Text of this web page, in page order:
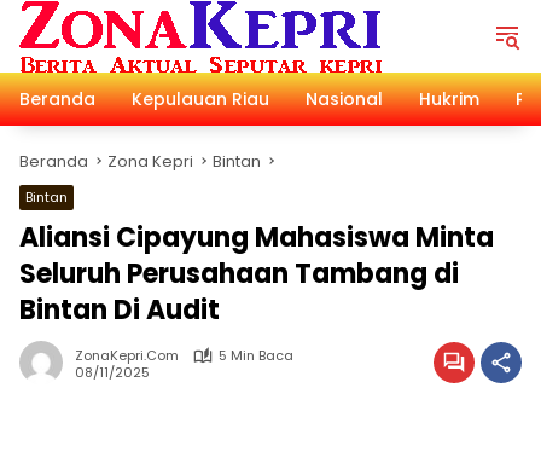
Langsung
konten
Beranda
Kepulauan Riau Nasional Hukrim
Beranda Zona Kepri Bintan
Bintan
Aliansi Cipayung Mahasiswa Minta
Seluruh Perusahaan Tambang di
Bintan Di Audit
ZonaKepri.com
5 Min Baca
08/11/2025